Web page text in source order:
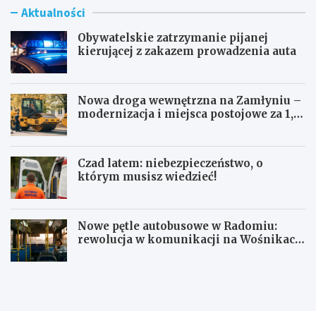
Aktualności
Obywatelskie zatrzymanie pijanej
kierującej z zakazem prowadzenia auta
Nowa droga wewnętrzna na Zamłyniu –
modernizacja i miejsca postojowe za 1,1
Czad latem: niebezpieczeństwo, o
którym musisz wiedzieć!
Nowe pętle autobusowe w Radomiu:
rewolucja w komunikacji na Wośnikach,
O
N